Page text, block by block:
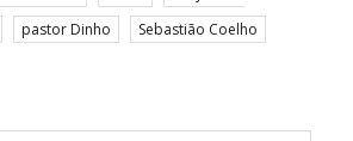
pastor Dinho
Sebastião Coelho